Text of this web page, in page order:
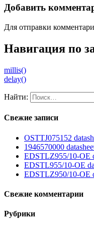
Добавить
Для отправки
Навигация по
millis()
delay()
Найти:
Свежие записи
OSTTJ075152
1946570000
EDSTLZ955/10-OE
EDSTL955/10-OE
EDSTLZ950/10-OE
Свежие комментарии
Рубрики